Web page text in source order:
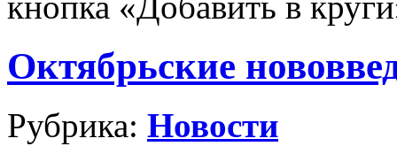
Октябрьские
Рубрика: Новости